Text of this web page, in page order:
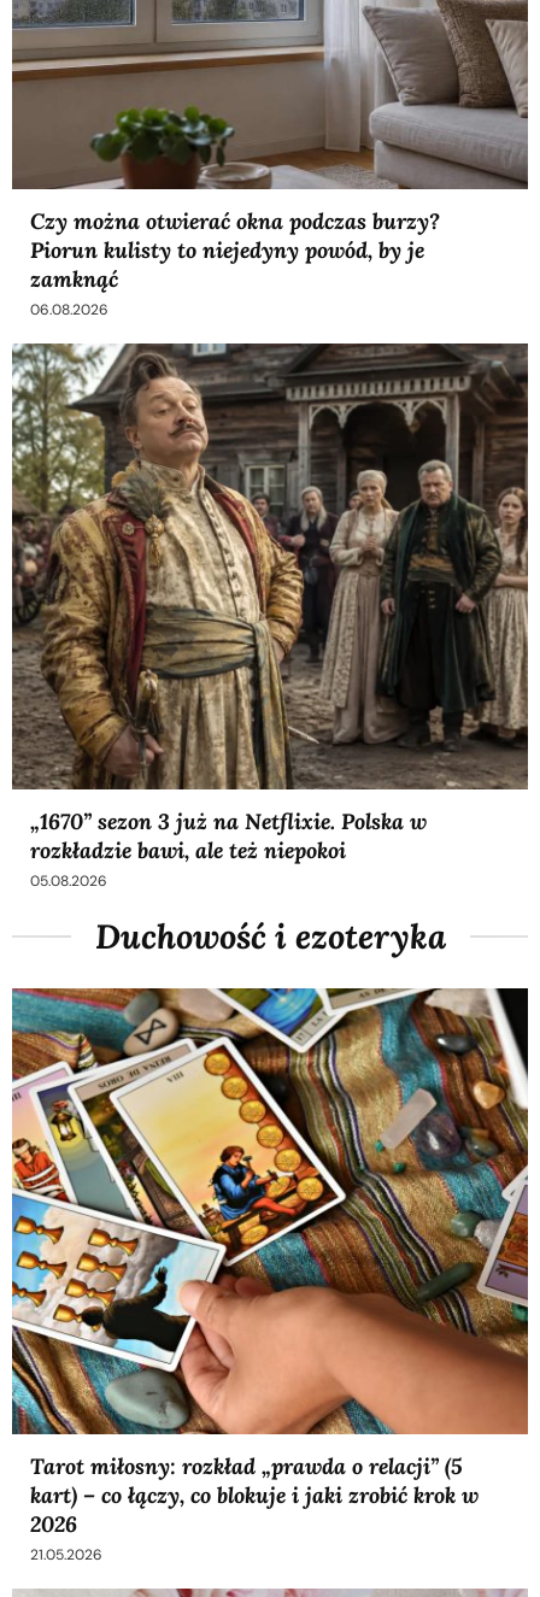
Czy można otwierać okna podczas burzy?
Piorun kulisty to niejedyny powód, by je
zamknąć
06.08.2026
„1670” sezon 3 już na Netflixie. Polska w
rozkładzie bawi, ale też niepokoi
05.08.2026
Duchowość i ezoteryka
Tarot miłosny: rozkład „prawda o relacji” (5
kart) – co łączy, co blokuje i jaki zrobić krok w
2026
21.05.2026